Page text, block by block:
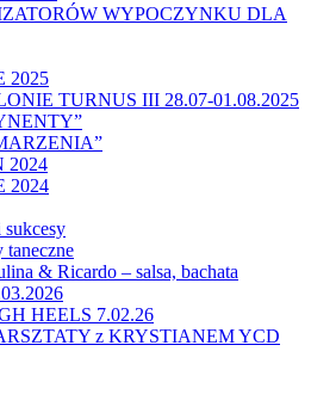
WYPOCZYNKU DLA
2025
TURNUS III 28.07-01.08.2025
2024
2024
taneczne
& Ricardo – salsa, bachata
HEELS 7.02.26
z KRYSTIANEM YCD